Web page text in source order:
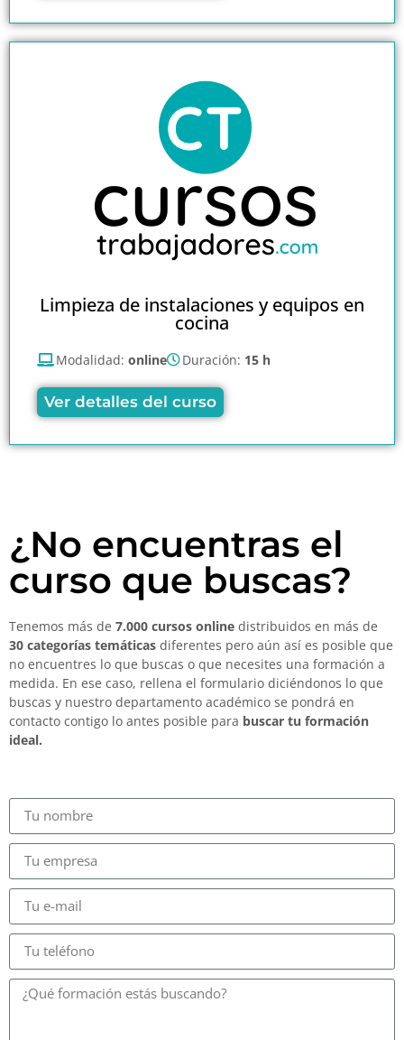
Limpieza de instalaciones y equipos en
cocina
Modalidad: online Duración: 15 h
Ver detalles del curso
¿No encuentras el
curso que buscas?
Tenemos más de 7.000 cursos online distribuidos en más de
30 categorías temáticas diferentes pero aún así es posible que
no encuentres lo que buscas o que necesites una formación a
medida. En ese caso, rellena el formulario diciéndonos lo que
buscas y nuestro departamento académico se pondrá en
contacto contigo lo antes posible para buscar tu formación
ideal.